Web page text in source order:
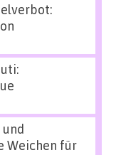
Weichen für